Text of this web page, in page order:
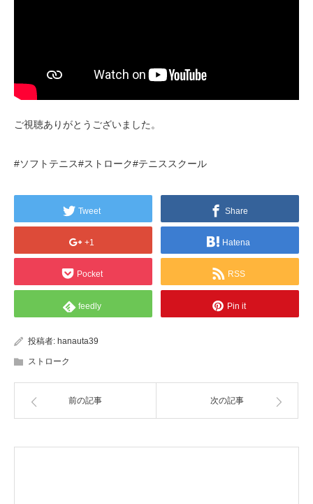
ご視聴ありがとうございました。
#ソフトテニス#ストローク#テニススクール
Tweet Share
+1 Hatena
Pocket RSS
feedly Pin it
投稿者: hanauta39
ストローク
前の記事 次の記事